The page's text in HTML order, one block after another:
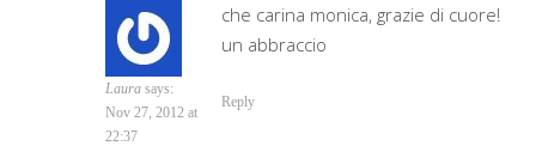
Laura says:
Nov 27, 2012 at
22:37
che carina monica, grazie di cuore!
un abbraccio
Reply